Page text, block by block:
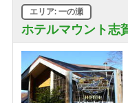
ホテルマウント志
エリア: 一の瀬